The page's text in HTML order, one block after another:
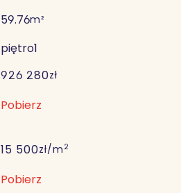
59.76m²
piętro1
926 280zł
Pobierz
15 500zł/m 2
Pobierz